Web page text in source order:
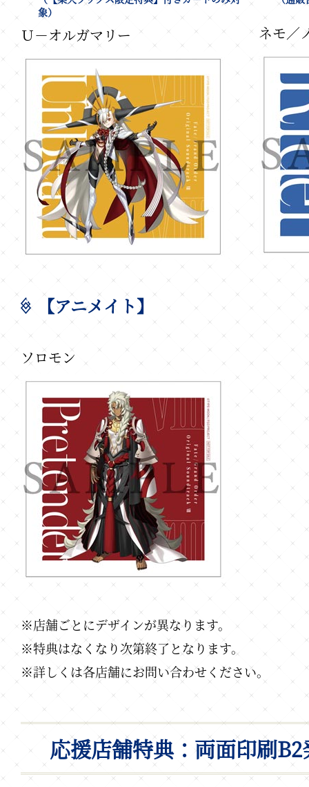
象）
Ｕ－オルガマリー ネモ／
【アニメイト】
ソロモン
※店舗ごとにデザインが異なります。
※特典はなくなり次第終了となります。
※詳しくは各店舗にお問い合わせください。
応援店舗特典：両面印刷